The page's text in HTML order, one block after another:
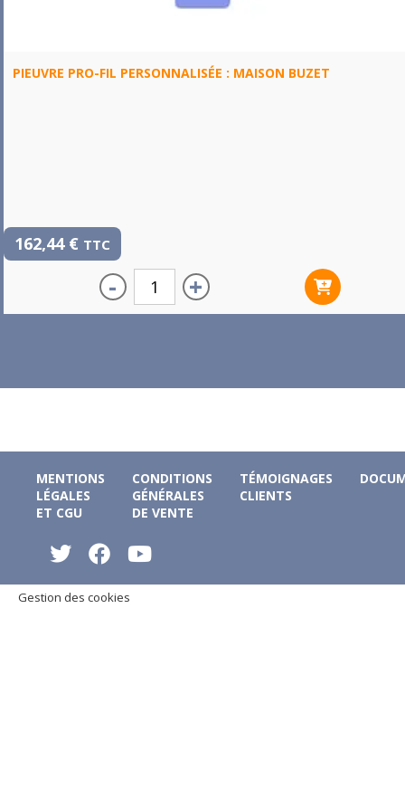
PIEUVRE PRO-FIL PERSONNALISÉE : MAISON BUZET
162,44 € TTC
- +
MENTIONS
LÉGALES
ET CGU
CONDITIONS
GÉNÉRALES
DE VENTE
TÉMOIGNAGES
CLIENTS
Gestion des cookies